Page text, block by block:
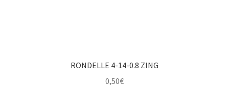
RONDELLE 4-14-0.8 ZING
0,50€